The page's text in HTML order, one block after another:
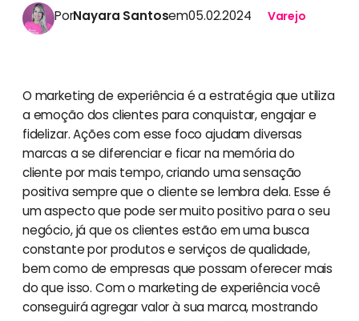
PorNayara Santosem05.02.2024 Varejo
O marketing de experiência é a estratégia que utiliza
a emoção dos clientes para conquistar, engajar e
fidelizar. Ações com esse foco ajudam diversas
marcas a se diferenciar e ficar na memória do
cliente por mais tempo, criando uma sensação
positiva sempre que o cliente se lembra dela. Esse é
um aspecto que pode ser muito positivo para o seu
negócio, já que os clientes estão em uma busca
constante por produtos e serviços de qualidade,
bem como de empresas que possam oferecer mais
do que isso. Com o marketing de experiência você
conseguirá agregar valor à sua marca, mostrando